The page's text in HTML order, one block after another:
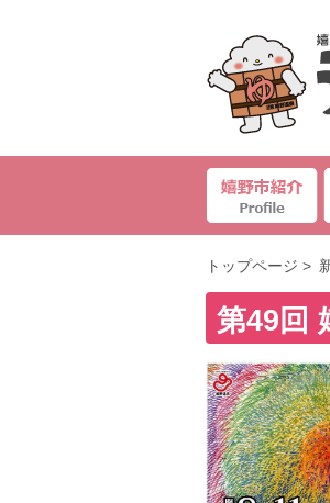
トップページ >
第49回